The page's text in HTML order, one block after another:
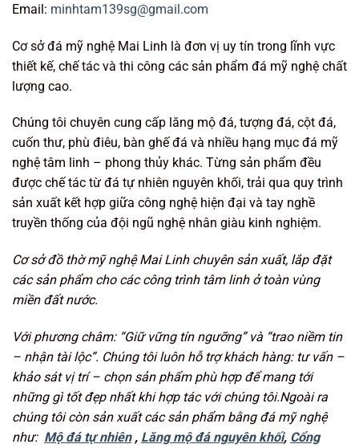
Email: minhtam139sg@gmail.com
Cơ sở đá mỹ nghệ Mai Linh là đơn vị uy tín trong lĩnh vực
thiết kế, chế tác và thi công các sản phẩm đá mỹ nghệ chất
lượng cao.
Chúng tôi chuyên cung cấp lăng mộ đá, tượng đá, cột đá,
cuốn thư, phù điêu, bàn ghế đá và nhiều hạng mục đá mỹ
nghệ tâm linh – phong thủy khác. Từng sản phẩm đều
được chế tác từ đá tự nhiên nguyên khối, trải qua quy trình
sản xuất kết hợp giữa công nghệ hiện đại và tay nghề
truyền thống của đội ngũ nghệ nhân giàu kinh nghiệm.
Cơ sở đồ thờ mỹ nghệ Mai Linh chuyên sản xuất, lắp đặt
các sản phẩm cho các công trình tâm linh ở toàn vùng
miền đất nước.
Với phương châm: “Giữ vững tín ngưỡng” và “trao niềm tin
– nhận tài lộc”. Chúng tôi luôn hỗ trợ khách hàng: tư vấn –
khảo sát vị trí – chọn sản phẩm phù hợp để mang tới
những gì tốt đẹp nhất khi hợp tác với chúng tôi.Ngoài ra
chúng tôi còn sản xuất các sản phẩm bằng đá mỹ nghệ
như: Mộ đá tự nhiên, Lăng mộ đá nguyên khối, Cổng